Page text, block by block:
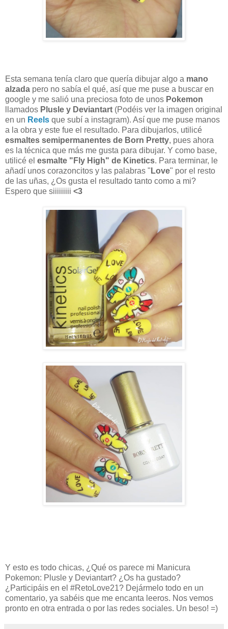
Esta semana tenía claro que quería dibujar algo a mano
alzada pero no sabía el qué, así que me puse a buscar en
google y me salió una preciosa foto de unos Pokemon
llamados Plusle y Deviantart (Podéis ver la imagen original
en un Reels que subí a instagram). Así que me puse manos
a la obra y este fue el resultado. Para dibujarlos, utilicé
esmaltes semipermanentes de Born Pretty, pues ahora
es la técnica que más me gusta para dibujar. Y como base,
utilicé el esmalte "Fly High" de Kinetics. Para terminar, le
añadí unos corazoncitos y las palabras " Love" por el resto
de las uñas, ¿Os gusta el resultado tanto como a mi?
Espero que siiiiiiiii <3
Y esto es todo chicas, ¿Qué os parece mi Manicura
Pokemon: Plusle y Deviantart? ¿Os ha gustado?
¿Participáis en el #RetoLove21? Dejármelo todo en un
comentario, ya sabéis que me encanta leeros. Nos vemos
pronto en otra entrada o por las redes sociales. Un beso! =)